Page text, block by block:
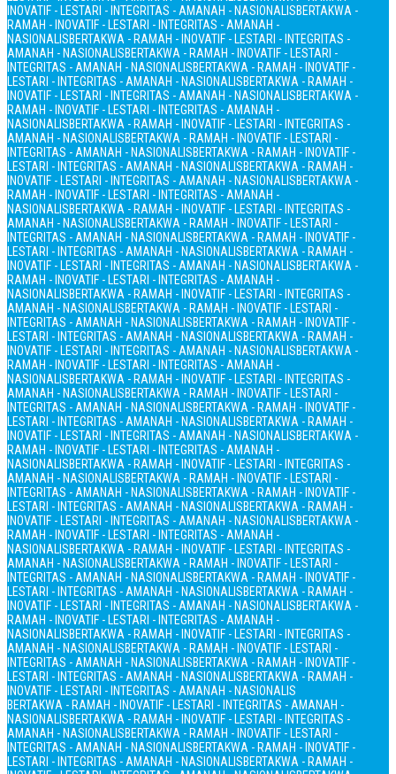
INOVATIF - LESTARI - INTEGRITAS - AMANAH - NASIONALISBERTAKWA -
RAMAH - INOVATIF - LESTARI - INTEGRITAS - AMANAH -
NASIONALISBERTAKWA - RAMAH - INOVATIF - LESTARI - INTEGRITAS -
AMANAH - NASIONALISBERTAKWA - RAMAH - INOVATIF - LESTARI -
INTEGRITAS - AMANAH - NASIONALISBERTAKWA - RAMAH - INOVATIF -
LESTARI - INTEGRITAS - AMANAH - NASIONALISBERTAKWA - RAMAH -
INOVATIF - LESTARI - INTEGRITAS - AMANAH - NASIONALISBERTAKWA -
RAMAH - INOVATIF - LESTARI - INTEGRITAS - AMANAH -
NASIONALISBERTAKWA - RAMAH - INOVATIF - LESTARI - INTEGRITAS -
AMANAH - NASIONALISBERTAKWA - RAMAH - INOVATIF - LESTARI -
INTEGRITAS - AMANAH - NASIONALISBERTAKWA - RAMAH - INOVATIF -
LESTARI - INTEGRITAS - AMANAH - NASIONALISBERTAKWA - RAMAH -
INOVATIF - LESTARI - INTEGRITAS - AMANAH - NASIONALISBERTAKWA -
RAMAH - INOVATIF - LESTARI - INTEGRITAS - AMANAH -
NASIONALISBERTAKWA - RAMAH - INOVATIF - LESTARI - INTEGRITAS -
AMANAH - NASIONALISBERTAKWA - RAMAH - INOVATIF - LESTARI -
INTEGRITAS - AMANAH - NASIONALISBERTAKWA - RAMAH - INOVATIF -
LESTARI - INTEGRITAS - AMANAH - NASIONALISBERTAKWA - RAMAH -
INOVATIF - LESTARI - INTEGRITAS - AMANAH - NASIONALISBERTAKWA -
RAMAH - INOVATIF - LESTARI - INTEGRITAS - AMANAH -
NASIONALISBERTAKWA - RAMAH - INOVATIF - LESTARI - INTEGRITAS -
AMANAH - NASIONALISBERTAKWA - RAMAH - INOVATIF - LESTARI -
INTEGRITAS - AMANAH - NASIONALISBERTAKWA - RAMAH - INOVATIF -
LESTARI - INTEGRITAS - AMANAH - NASIONALISBERTAKWA - RAMAH -
INOVATIF - LESTARI - INTEGRITAS - AMANAH - NASIONALISBERTAKWA -
RAMAH - INOVATIF - LESTARI - INTEGRITAS - AMANAH -
NASIONALISBERTAKWA - RAMAH - INOVATIF - LESTARI - INTEGRITAS -
AMANAH - NASIONALISBERTAKWA - RAMAH - INOVATIF - LESTARI -
INTEGRITAS - AMANAH - NASIONALISBERTAKWA - RAMAH - INOVATIF -
LESTARI - INTEGRITAS - AMANAH - NASIONALISBERTAKWA - RAMAH -
INOVATIF - LESTARI - INTEGRITAS - AMANAH - NASIONALISBERTAKWA -
RAMAH - INOVATIF - LESTARI - INTEGRITAS - AMANAH -
NASIONALISBERTAKWA - RAMAH - INOVATIF - LESTARI - INTEGRITAS -
AMANAH - NASIONALISBERTAKWA - RAMAH - INOVATIF - LESTARI -
INTEGRITAS - AMANAH - NASIONALISBERTAKWA - RAMAH - INOVATIF -
LESTARI - INTEGRITAS - AMANAH - NASIONALISBERTAKWA - RAMAH -
INOVATIF - LESTARI - INTEGRITAS - AMANAH - NASIONALISBERTAKWA -
RAMAH - INOVATIF - LESTARI - INTEGRITAS - AMANAH -
NASIONALISBERTAKWA - RAMAH - INOVATIF - LESTARI - INTEGRITAS -
AMANAH - NASIONALISBERTAKWA - RAMAH - INOVATIF - LESTARI -
INTEGRITAS - AMANAH - NASIONALISBERTAKWA - RAMAH - INOVATIF -
LESTARI - INTEGRITAS - AMANAH - NASIONALISBERTAKWA - RAMAH -
INOVATIF - LESTARI - INTEGRITAS - AMANAH - NASIONALISBERTAKWA -
RAMAH - INOVATIF - LESTARI - INTEGRITAS - AMANAH -
NASIONALISBERTAKWA - RAMAH - INOVATIF - LESTARI - INTEGRITAS -
AMANAH - NASIONALISBERTAKWA - RAMAH - INOVATIF - LESTARI -
INTEGRITAS - AMANAH - NASIONALISBERTAKWA - RAMAH - INOVATIF -
LESTARI - INTEGRITAS - AMANAH - NASIONALISBERTAKWA - RAMAH -
INOVATIF - LESTARI - INTEGRITAS - AMANAH - NASIONALIS
BERTAKWA - RAMAH - INOVATIF - LESTARI - INTEGRITAS - AMANAH -
NASIONALISBERTAKWA - RAMAH - INOVATIF - LESTARI - INTEGRITAS -
AMANAH - NASIONALISBERTAKWA - RAMAH - INOVATIF - LESTARI -
INTEGRITAS - AMANAH - NASIONALISBERTAKWA - RAMAH - INOVATIF -
LESTARI - INTEGRITAS - AMANAH - NASIONALISBERTAKWA - RAMAH -